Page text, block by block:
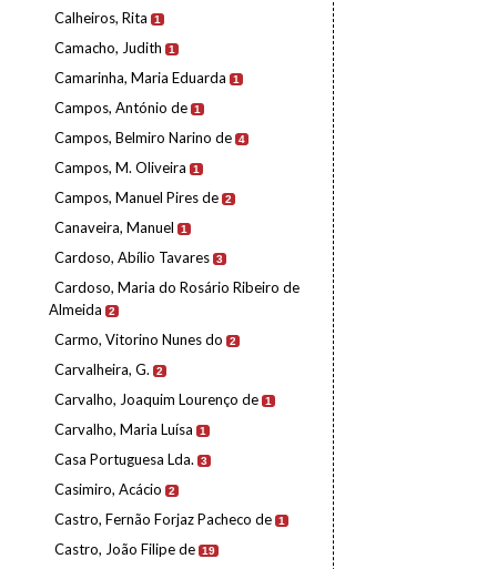
Calheiros, Rita 1
Camacho, Judith 1
Camarinha, Maria Eduarda 1
Campos, António de 1
Campos, Belmiro Narino de 4
Campos, M. Oliveira 1
Campos, Manuel Pires de 2
Canaveira, Manuel 1
Cardoso, Abílio Tavares 3
Cardoso, Maria do Rosário Ribeiro de
Almeida
2
Carmo, Vitorino Nunes do 2
Carvalheira, G. 2
Carvalho, Joaquim Lourenço de 1
Carvalho, Maria Luísa 1
Casa Portuguesa Lda. 3
Casimiro, Acácio 2
Castro, Fernão Forjaz Pacheco de 1
Castro, João Filipe de 19